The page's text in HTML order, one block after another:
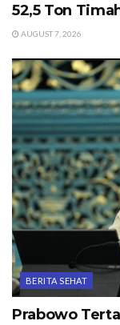
52,5 Ton
AUGUST 7, 2026
BERITA SEHAT
Prabowo